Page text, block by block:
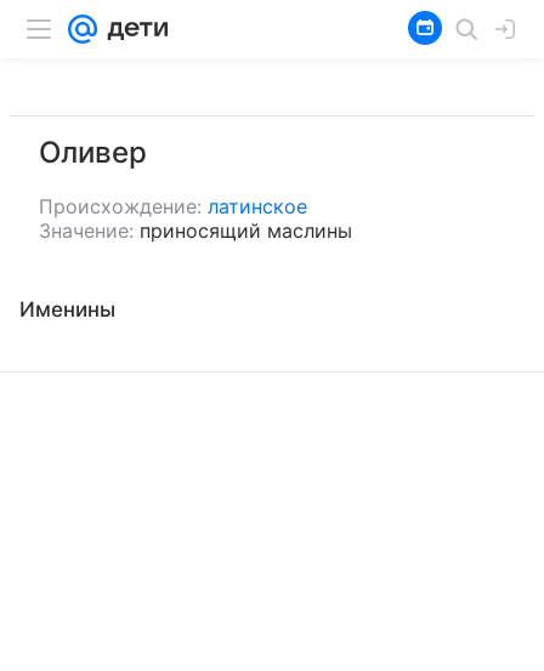
Оливер
Происхождение: латинское
Значение: приносящий маслины
Именины